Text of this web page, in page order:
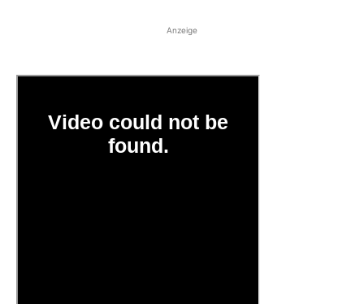
Anzeige